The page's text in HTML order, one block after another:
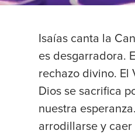
Isaías canta la
es desgarradora.
rechazo divino. El
Dios se sacrifica
nuestra
arrodillarse y caer